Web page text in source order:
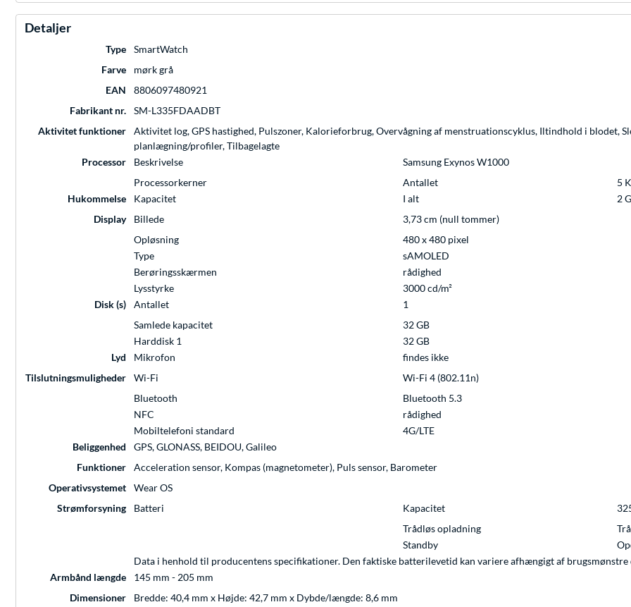
Detaljer
Type
SmartWatch
Farve
mørk grå
EAN
8806097480921
Fabrikant nr.
SM-L335FDAADBT
Aktivitet funktioner
Aktivitet log, GPS hastighed, Pulszoner, Kalorieforbrug, Overvågning af menstruationscyklus, Iltindhold i blodet,
planlægning/profiler, Tilbagelagte
Processor
Beskrivelse
Samsung Exynos W1000
Processorkerner
Antallet
5
Hukommelse
Kapacitet I alt
2
Display
Billede
3,73 cm (null tommer)
Opløsning
480 x 480 pixel
Type
sAMOLED
Berøringsskærmen
rådighed
Lysstyrke
3000 cd/m²
Disk (s)
Antallet
1
Samlede kapacitet
32 GB
Harddisk 1
32 GB
Lyd
Mikrofon
findes ikke
Tilslutningsmuligheder
Wi-Fi
Wi-Fi 4 (802.11n)
Bluetooth
Bluetooth 5.3
NFC
rådighed
Mobiltelefoni standard
4G/LTE
Beliggenhed
GPS, GLONASS, BEIDOU, Galileo
Funktioner
Acceleration sensor, Kompas (magnetometer), Puls sensor, Barometer
Operativsystemet
Wear OS
Strømforsyning
Batteri Kapacitet
Trådløs opladning
Standby
Data i henhold til producentens specifikationer. Den faktiske batterilevetid kan variere afhængigt af
Armbånd længde
145 mm - 205 mm
Dimensioner
Bredde: 40,4 mm x Højde: 42,7 mm x Dybde/længde: 8,6 mm